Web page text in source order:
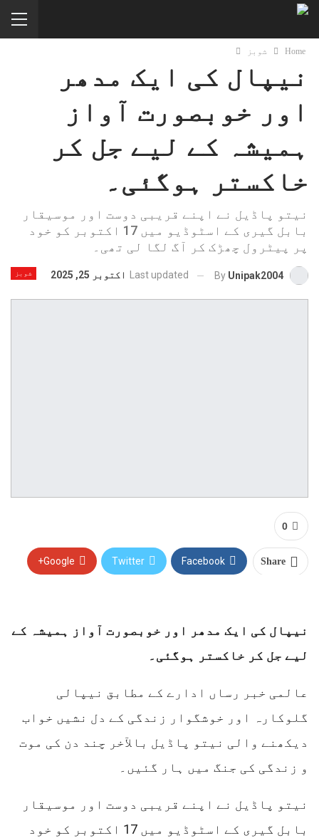
Home شوبز
نیپال کی ایک مدھر
اور خوبصورت آواز
ہمیشہ کے لیے جل کر
خاکستر ہوگئی۔
نیتو پاڈیل نے اپنے قریبی دوست اور موسیقار
بابل گیری کے اسٹوڈیو میں 17 اکتوبر کو خود
پر پیٹرول چھڑک کر آگ لگا لی تھی۔
شوبز By Unipak2004
Last updated اکتوبر 25, 2025
0
Share
Facebook
Twitter
Google+
نیپال کی ایک مدھر اور خوبصورت آواز ہمیشہ کے
لیے جل کر خاکستر ہوگئی۔
عالمی خبر رساں ادارے کے مطابق نیپالی
گلوکارہ اور خوشگوار زندگی کے دل نشیں خواب
دیکھنے والی نیتو پاڈیل بالآخر چند دن کی موت
و زندگی کی جنگ میں ہار گئیں۔
نیتو پاڈیل نے اپنے قریبی دوست اور موسیقار
بابل گیری کے اسٹوڈیو میں 17 اکتوبر کو خود